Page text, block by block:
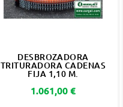
DESBROZADORA
TRITURADORA CADENAS
FIJA 1,10 M.
Precio
1.061,00 €